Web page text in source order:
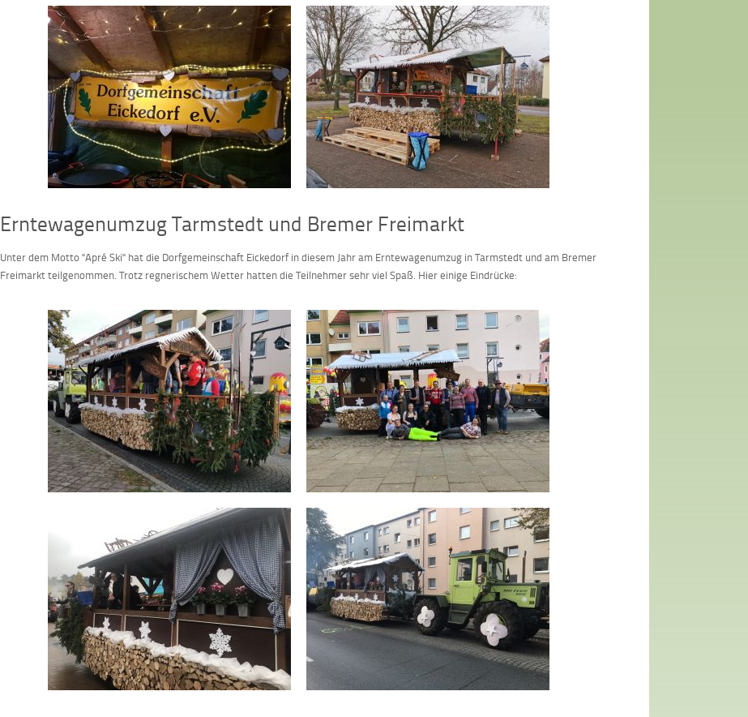
Erntewagenumzug Tarmstedt und Bremer Freimarkt
Unter dem Motto "Apré Ski" hat die Dorfgemeinschaft Eickedorf in diesem Jahr am Erntewagenumzug in Tarmstedt und am Bremer
Freimarkt teilgenommen. Trotz regnerischem Wetter hatten die Teilnehmer sehr viel Spaß. Hier einige Eindrücke: